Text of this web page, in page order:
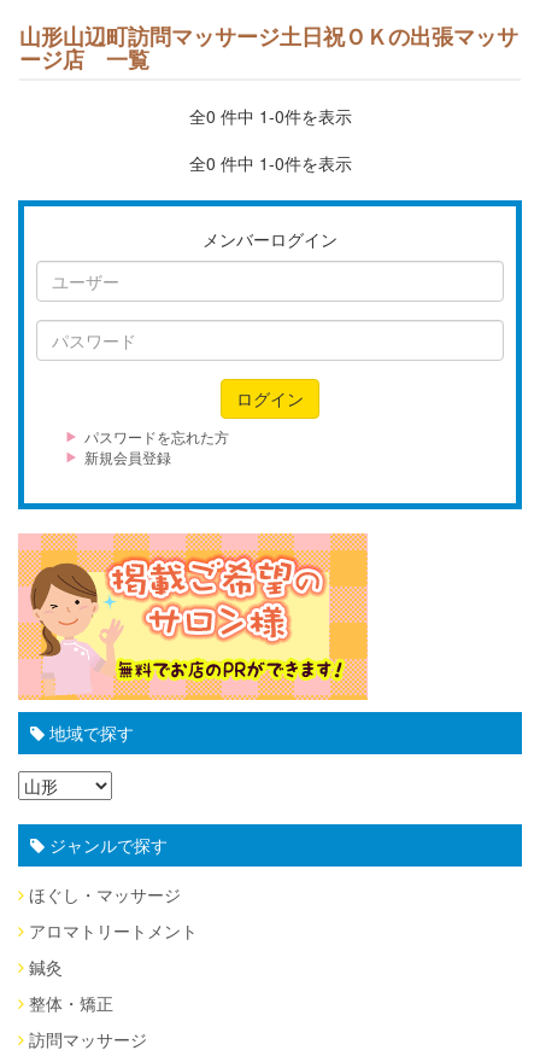
山形山辺町訪問マッサージ土日祝ＯＫの出張マッサ
ージ店 一覧
全0 件中 1-0件を表示
全0 件中 1-0件を表示
メンバーログイン
ユ
ザ
パ
ワ
ー
ド
ログイン
パスワードを忘れた方
新規会員登録
地域で探す
ジャンルで探す
ほぐし・マッサージ
アロマトリートメント
鍼灸
整体・矯正
訪問マッサージ